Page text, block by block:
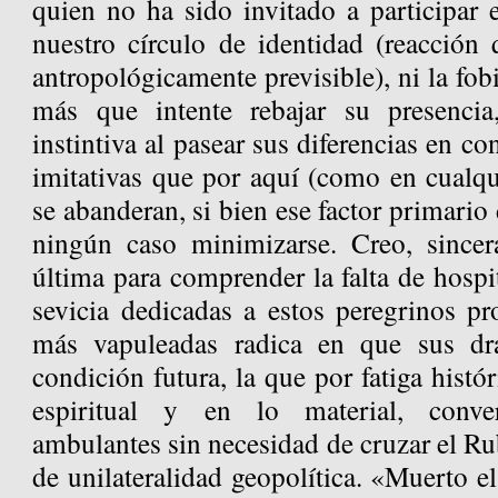
quien no ha sido invitado a participar
nuestro círculo de identidad (reacción
antropológicamente previsible), ni la
más que intente rebajar su
instintiva al pasear sus diferencias en
imitativas que por aquí (como en
se abanderan, si bien ese factor
ningún caso minimizarse. Creo,
última para comprender la falta de
sevicia dedicadas a estos peregrinos
más vapuleadas radica en que sus
condición futura, la que por fatiga
espiritual y en lo material,
ambulantes sin necesidad de cruzar el
de unilateralidad geopolítica. «Muerto